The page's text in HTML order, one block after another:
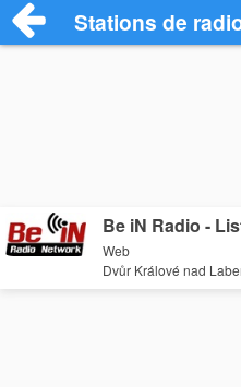
Stations de
Be iN Radio -
Web
Dvůr Králové nad